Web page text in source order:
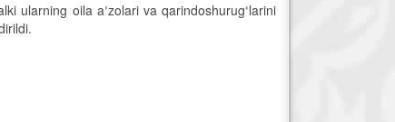
ularning oila aʼzolari va qarindoshurugʻlarini